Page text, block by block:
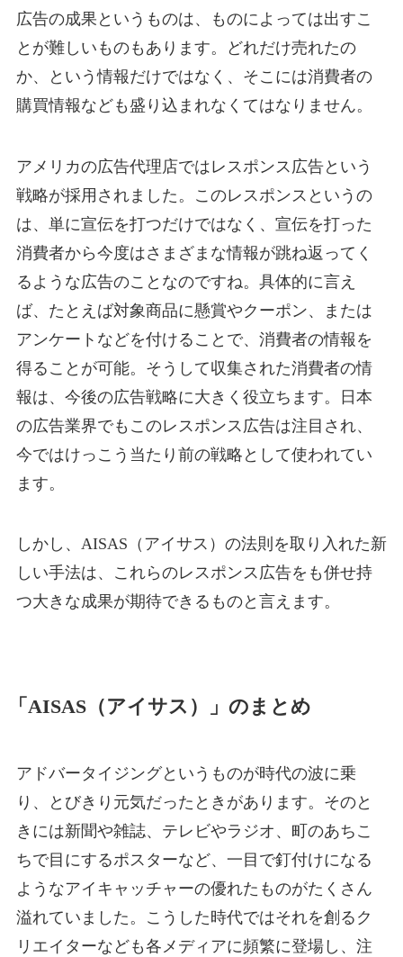
広告の成果というものは、ものによっては出すこ
とが難しいものもあります。どれだけ売れたの
か、という情報だけではなく、そこには消費者の
購買情報なども盛り込まれなくてはなりません。
アメリカの広告代理店ではレスポンス広告という
戦略が採用されました。このレスポンスというの
は、単に宣伝を打つだけではなく、宣伝を打った
消費者から今度はさまざまな情報が跳ね返ってく
るような広告のことなのですね。具体的に言え
ば、たとえば対象商品に懸賞やクーポン、または
アンケートなどを付けることで、消費者の情報を
得ることが可能。そうして収集された消費者の情
報は、今後の広告戦略に大きく役立ちます。日本
の広告業界でもこのレスポンス広告は注目され、
今ではけっこう当たり前の戦略として使われてい
ます。
しかし、AISAS（アイサス）の法則を取り入れた新
しい手法は、これらのレスポンス広告をも併せ持
つ大きな成果が期待できるものと言えます。
「AISAS（アイサス）」のまとめ
アドバータイジングというものが時代の波に乗
り、とびきり元気だったときがあります。そのと
きには新聞や雑誌、テレビやラジオ、町のあちこ
ちで目にするポスターなど、一目で釘付けになる
ようなアイキャッチャーの優れたものがたくさん
溢れていました。こうした時代ではそれを創るク
リエイターなども各メディアに頻繁に登場し、注